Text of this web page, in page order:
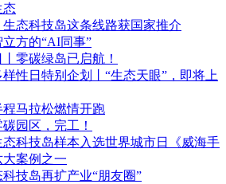
态
态科技岛这条线路获国家推介
方的“AI同事”
零碳绿岛已启航！
性日特别企划丨“生态天眼”，即将上
程马拉松燃情开跑
园区，完工！
科技岛样本入选世界城市日《威海手
案例之一
技岛再扩产业“朋友圈”